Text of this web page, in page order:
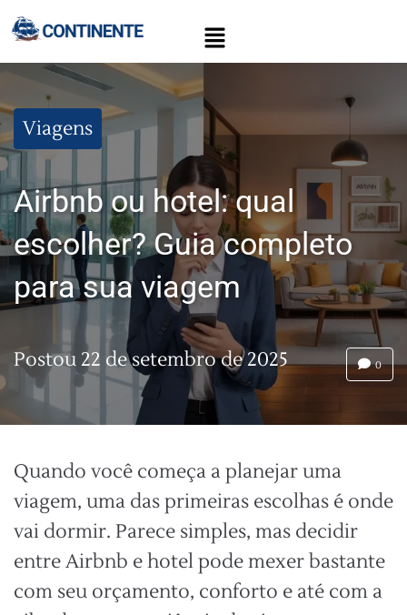
Viagens
Airbnb ou hotel: qual
escolher? Guia completo
para sua viagem
Postou 22 de setembro de 2025 0
Quando você começa a planejar uma
viagem, uma das primeiras escolhas é onde
vai dormir. Parece simples, mas decidir
entre Airbnb e hotel pode mexer bastante
com seu orçamento, conforto e até com a